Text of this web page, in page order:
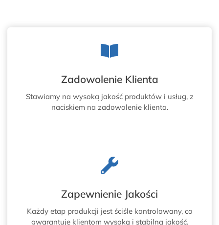
Zadowolenie Klienta
Stawiamy na wysoką jakość produktów i usług, z
naciskiem na zadowolenie klienta.
Zapewnienie Jakości
Każdy etap produkcji jest ściśle kontrolowany, co
gwarantuje klientom wysoką i stabilną jakość.